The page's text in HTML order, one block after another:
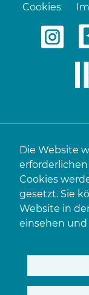
Cookies
Die Website
Cookies
gesetzt. Sie
Website in
einsehen